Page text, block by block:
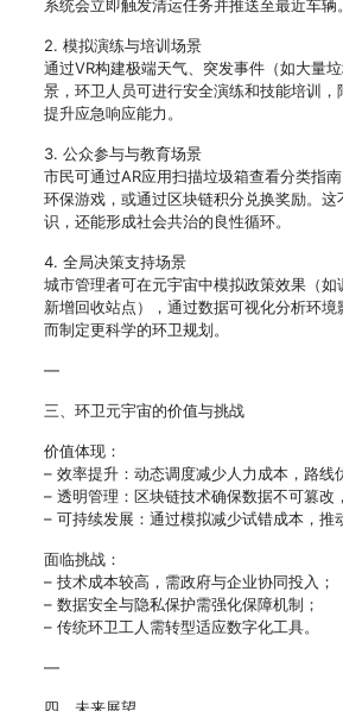
系统会立即触发清运任务并推送至最近车辆。
2. 模拟演练与培训场景
通过VR构建极端天气、突发事件（如大量
景，环卫人员可进行安全演练和技能培训，
提升应急响应能力。
3. 公众参与与教育场景
市民可通过AR应用扫描垃圾箱查看分类指
环保游戏，或通过区块链积分兑换奖励。这
识，还能形成社会共治的良性循环。
4. 全局决策支持场景
城市管理者可在元宇宙中模拟政策效果（如
新增回收站点），通过数据可视化分析环境
而制定更科学的环卫规划。
—
三、环卫元宇宙的价值与挑战
价值体现：
– 效率提升：动态调度减少人力成本，路线
– 透明管理：区块链技术确保数据不可篡改
– 可持续发展：通过模拟减少试错成本，推
面临挑战：
– 技术成本较高，需政府与企业协同投入；
– 数据安全与隐私保护需强化保障机制；
– 传统环卫工人需转型适应数字化工具。
—